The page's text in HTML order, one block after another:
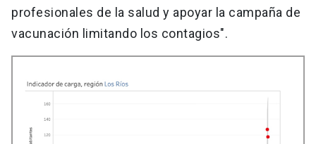
profesionales de la salud y apoyar la campaña de
vacunación limitando los contagios".